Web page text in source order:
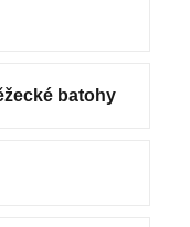
batohy